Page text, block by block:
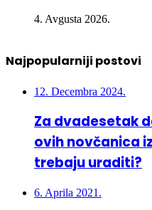
4. Avgusta 2026.
Najpopularniji postovi
12. Decembra 2024.
Za dvadesetak
ovih novčanica
trebaju uraditi?
6. Aprila 2021.